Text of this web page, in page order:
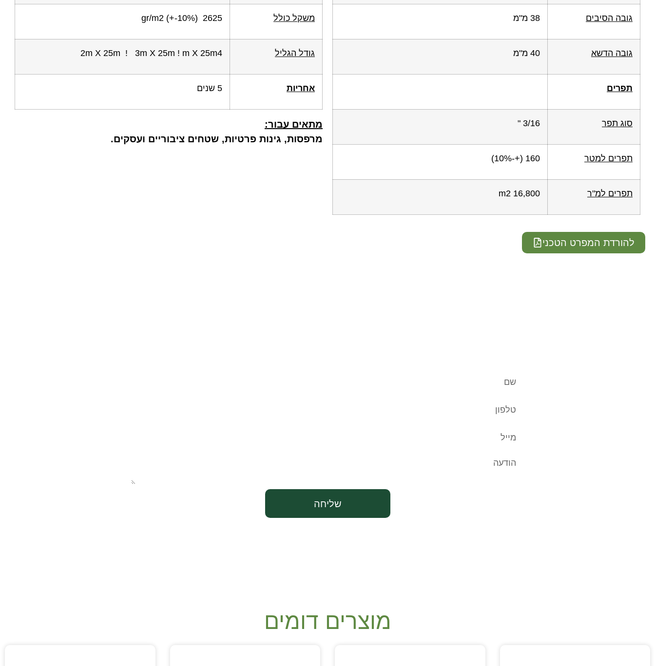
גובה הסיבים 38 מ"מ
גובה הדשא 40 מ"מ
תפרים
סוג תפר 3/16 "
תפרים למטר 160 (+-10%)
תפרים למ"ר 16,800 m2
משקל כולל 2625 gr/m2 (+-10%)
גודל הגליל 2m X 25m ! 3m X 25m ! m X 25m4
אחריות 5 שנים
מתאים עבור:
מרפסות, גינות פרטיות, שטחים ציבוריים ועסקים.
להורדת המפרט הטכני
שליחה
מוצרים דומים